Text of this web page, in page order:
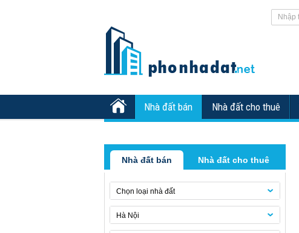
Nhà đất bán Nhà đất cho thuê
Nhà đất bán Nhà đất cho thuê
Chọn loại nhà đất
Hà Nội